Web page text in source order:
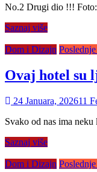
No.2 Drugi dio !!! Foto:
Saznaj više
Dom i Dizajn
Ovaj hotel su
24 Januara, 202611
Svako od nas ima
Saznaj više
Dom i Dizajn